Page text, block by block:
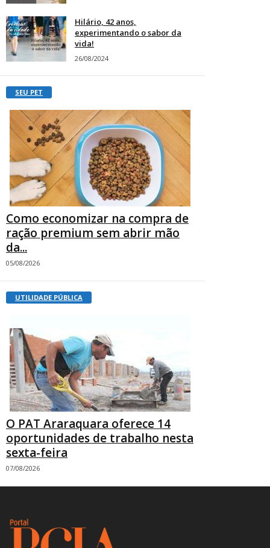
Hilário, 42 anos,
experimentando o sabor da
vida!
26/08/2024
SEU PET
Como economizar na compra de
ração premium sem abrir mão
da...
05/08/2026
UTILIDADE PÚBLICA
O PAT Araraquara oferece 14
oportunidades de trabalho nesta
sexta-feira
07/08/2026